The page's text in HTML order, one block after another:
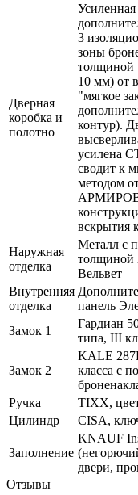
Дверная
коробка и
полотно
3
зоны
толщиной
10 мм) от
"мягкое
контур).
усилена
сводит к
методом
вскрытия
Наружная
отделка
Металл с
толщиной
Вельвет
Внутренняя
отделка
панель
Замок 1
Гардиан
типа, III
Замок 2
KALE
класса с
Ручка
TIXX,
Цилиндр
CISA,
Заполнение
KNAUF
двери,
Отзывы